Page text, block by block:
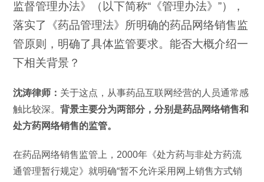
监督管理办法》（以下简称“《管理办法》”），
落实了《药品管理法》所明确的药品网络销售监
管原则，明确了具体监管要求。能否大概介绍一
下相关背景？
沈涛律师： 关于这点，从事药品互联网经营的人员通常感
触比较深。背景主要分为两部分，分别是药品网络销售和
处方药网络销售的监管。
在药品网络销售监管上，2000年《处方药与非处方药流
通管理暂行规定》就明确“暂不允许采用网上销售方式销